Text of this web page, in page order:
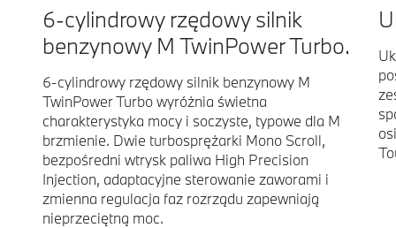
6-cylindrowy rzędowy silnik
benzynowy M TwinPower Turbo.
6-cylindrowy rzędowy silnik benzynowy M
TwinPower Turbo wyróżnia świetna
charakterystyka mocy i soczyste, typowe dla M
brzmienie. Dwie turbosprężarki Mono Scroll,
bezpośredni wtrysk paliwa High Precision
Injection, adaptacyjne sterowanie zaworami i
zmienna regulacja faz rozrządu zapewniają
nieprzeciętną moc.